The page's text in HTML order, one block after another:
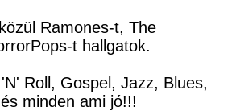
Ramones-t, The
t hallgatok.
Roll, Gospel, Jazz, Blues,
minden ami jó!!!